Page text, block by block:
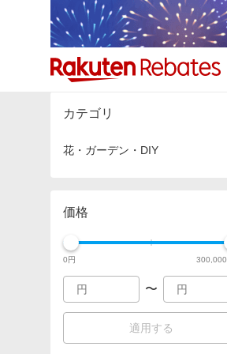
カテゴリー一覧
カテゴリ
花・ガーデン・DIY
価格
0円 300,000
〜
適用する